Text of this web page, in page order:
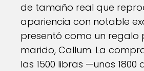
de tamaño real que
apariencia con notable
presentó como un regalo
marido, Callum. La
las 1500 libras —unos 1800